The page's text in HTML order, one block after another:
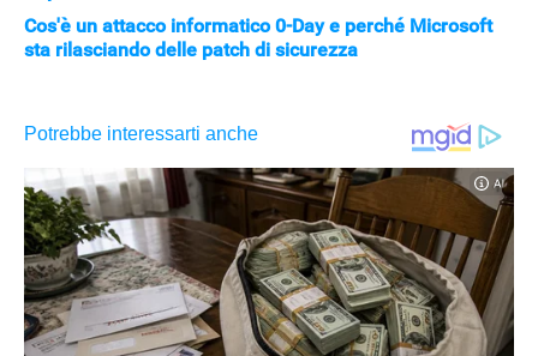
Cos'è un attacco informatico 0-Day e perché Microsoft
sta rilasciando delle patch di sicurezza